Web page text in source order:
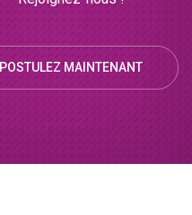
POSTULEZ MAINTENANT